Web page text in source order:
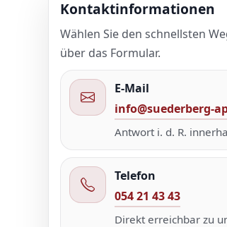
Kontaktinformationen
Wählen Sie den schnellsten
über das Formular.
E-Mail
info@suederberg-
Antwort i. d. R.
Telefon
054 21 43 43
Direkt erreichbar zu